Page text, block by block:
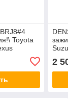
Toyota
2